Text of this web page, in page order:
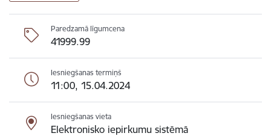
Paredzamā līgumcena
41999.99
Iesniegšanas termiņš
11:00, 15.04.2024
Iesniegšanas vieta
Elektronisko iepirkumu sistēmā